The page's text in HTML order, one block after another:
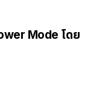
Mode โดย